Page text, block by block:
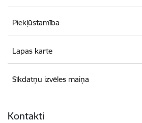
Piekļūstamība
Lapas karte
Sīkdatņu izvēles maiņa
Kontakti